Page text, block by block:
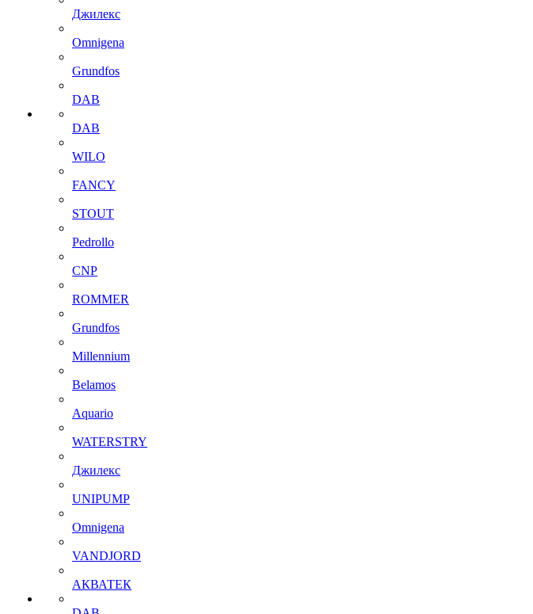
Джилекс
Omnigena
Grundfos
DAB
DAB
WILO
FANCY
STOUT
Pedrollo
CNP
ROMMER
Grundfos
Millennium
Belamos
Aquario
WATERSTRY
Джилекс
UNIPUMP
Omnigena
VANDJORD
АКВАТЕК